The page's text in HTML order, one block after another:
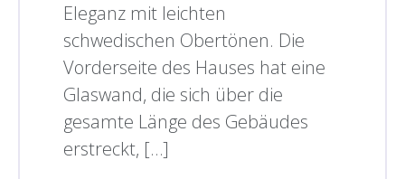
Eleganz mit leichten
schwedischen Obertönen. Die
Vorderseite des Hauses hat eine
Glaswand, die sich über die
gesamte Länge des Gebäudes
erstreckt, […]